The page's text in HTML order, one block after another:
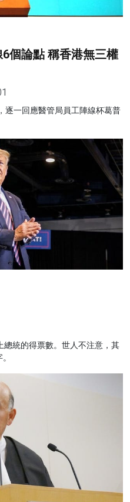
個論點 稱香港無三權
逐一回應醫管局員工陣線杯葛普
統的得票數。世人不注意，其